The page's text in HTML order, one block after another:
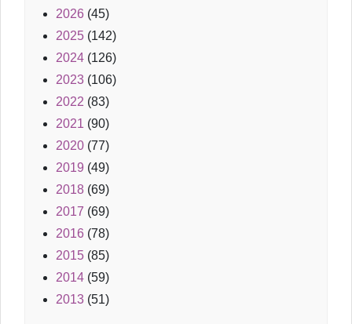
2026 (45)
2025 (142)
2024 (126)
2023 (106)
2022 (83)
2021 (90)
2020 (77)
2019 (49)
2018 (69)
2017 (69)
2016 (78)
2015 (85)
2014 (59)
2013 (51)